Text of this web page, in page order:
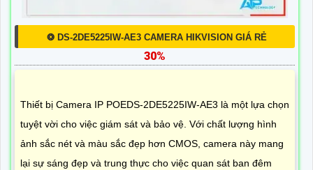
❂ DS-2DE5225IW-AE3 CAMERA HIKVISION GIÁ RẺ
30%
Thiết bị Camera IP POEDS-2DE5225IW-AE3 là một lựa chọn
tuyệt vời cho việc giám sát và bảo vệ. Với chất lượng hình
ảnh sắc nét và màu sắc đẹp hơn CMOS, camera này mang
lại sự sáng đẹp và trung thực cho việc quan sát ban đêm